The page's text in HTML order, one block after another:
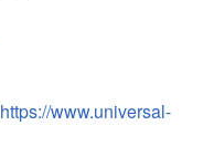
https://www.universal-